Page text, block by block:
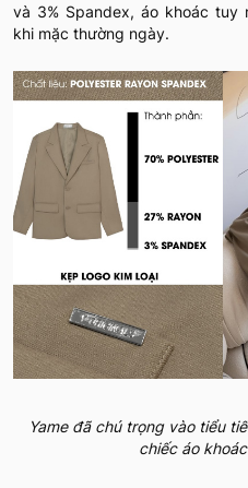
và 3% Spandex, áo khoác tuy
khi mặc thường ngày.
Yame đã chú trọng vào tiểu
chiếc áo